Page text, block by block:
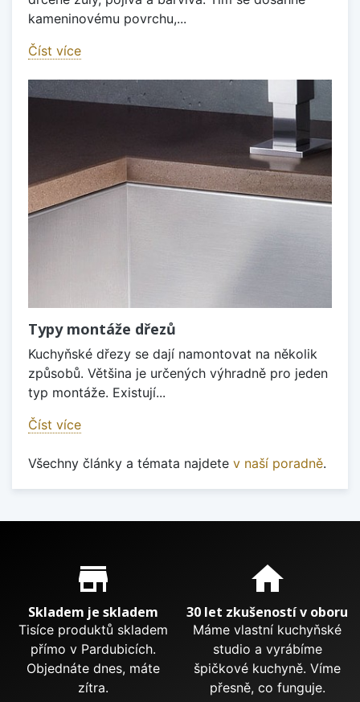
kameninovému povrchu,...
Číst více
Typy montáže dřezů
Kuchyňské dřezy se dají namontovat na několik
způsobů. Většina je určených výhradně pro jeden
typ montáže. Existují...
Číst více
Všechny články a témata najdete v naší poradně.
Proč nakupovat u nás?
store_mall_directory
Skladem je skladem
Tisíce produktů skladem
přímo v Pardubicích.
Objednáte dnes, máte
zítra.
home
30 let zkušeností v oboru
Máme vlastní kuchyňské
studio a vyrábíme
špičkové kuchyně. Víme
přesně, co funguje.